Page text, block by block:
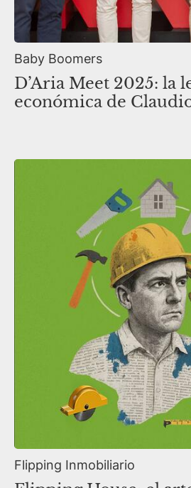
Baby Boomers
D’Aria Meet 2025: la
económica de
Flipping Inmobiliario